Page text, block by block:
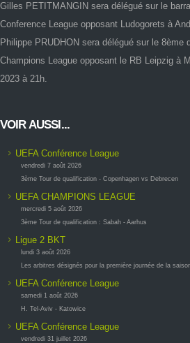
Gilles PETITMANGIN sera délégué sur le
Conference League opposant Ludogorets à
Philippe PRUDHON sera délégué sur le 8ème
Champions League opposant le RB Leipzig à
2023 à 21h.
VOIR AUSSI...
UEFA Conférence League
vendredi 7 août 2026
3ème Tour de qualification - Copenhagen vs Debrecen
UEFA CHAMPIONS LEAGUE
mercredi 5 août 2026
3ème Tour de qualification : Sabah - Aarhus
Ligue 2 BKT
lundi 3 août 2026
Les arbitres désignés pour la première journée de la
UEFA Conférence League
samedi 1 août 2026
H. Tel-Aviv - Katowice
UEFA Conférence League
vendredi 31 juillet 2026